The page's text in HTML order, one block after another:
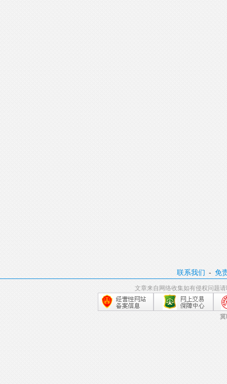
联系我们 -免
文章来自网络收集如有侵权问题